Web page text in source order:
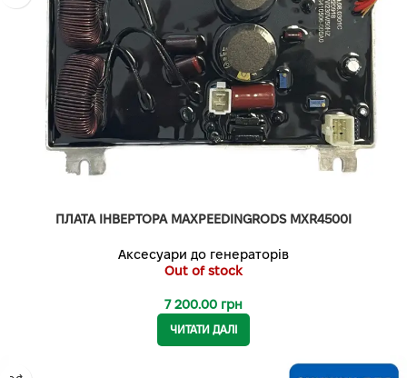
ПЛАТА ІНВЕРТОРА MAXPEEDINGRODS MXR4500I
Аксесуари до генераторів
Out of stock
7 200.00 грн
ЧИТАТИ ДАЛІ